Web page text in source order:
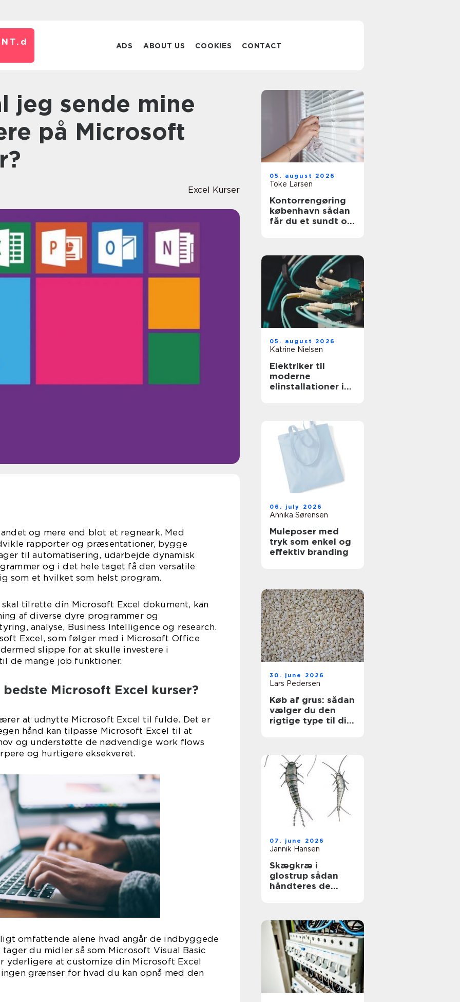
d ADS ABOUT US COOKIES CONTACT
på Microsoft
Excel Kurser
og mere end blot et regneark. Med
rapporter og præsentationer, bygge
til automatisering, udarbejde dynamisk
og i det hele taget få den versatile
som et hvilket som helst program.
tilrette din Microsoft Excel dokument, kan
af diverse dyre programmer og
analyse, Business Intelligence og research.
Excel, som følger med i Microsoft Office
slippe for at skulle investere i
de mange job funktioner.
Microsoft Excel kurser?
at udnytte Microsoft Excel til fulde. Det er
hånd kan tilpasse Microsoft Excel til at
og understøtte de nødvendige work flows
og hurtigere eksekveret.
omfattende alene hvad angår de indbyggede
du midler så som Microsoft Visual Basic
at customize din Microsoft Excel
grænser for hvad du kan opnå med den
05. august 2026
Toke Larsen
Kontorrengøring
københavn sådan
får du et sundt og
05. august 2026
Katrine Nielsen
Elektriker til
moderne
elinstallationer i
06. july 2026
Annika Sørensen
Muleposer med
tryk som enkel og
effektiv branding
30. june 2026
Lars Pedersen
Køb af grus: sådan
vælger du den
rigtige type til dit
07. june 2026
Jannik Hansen
Skægkræ i
glostrup sådan
håndteres de